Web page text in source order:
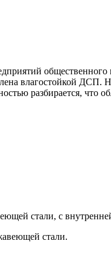
влагостойкой
разбирается, что
стали, с
стали.